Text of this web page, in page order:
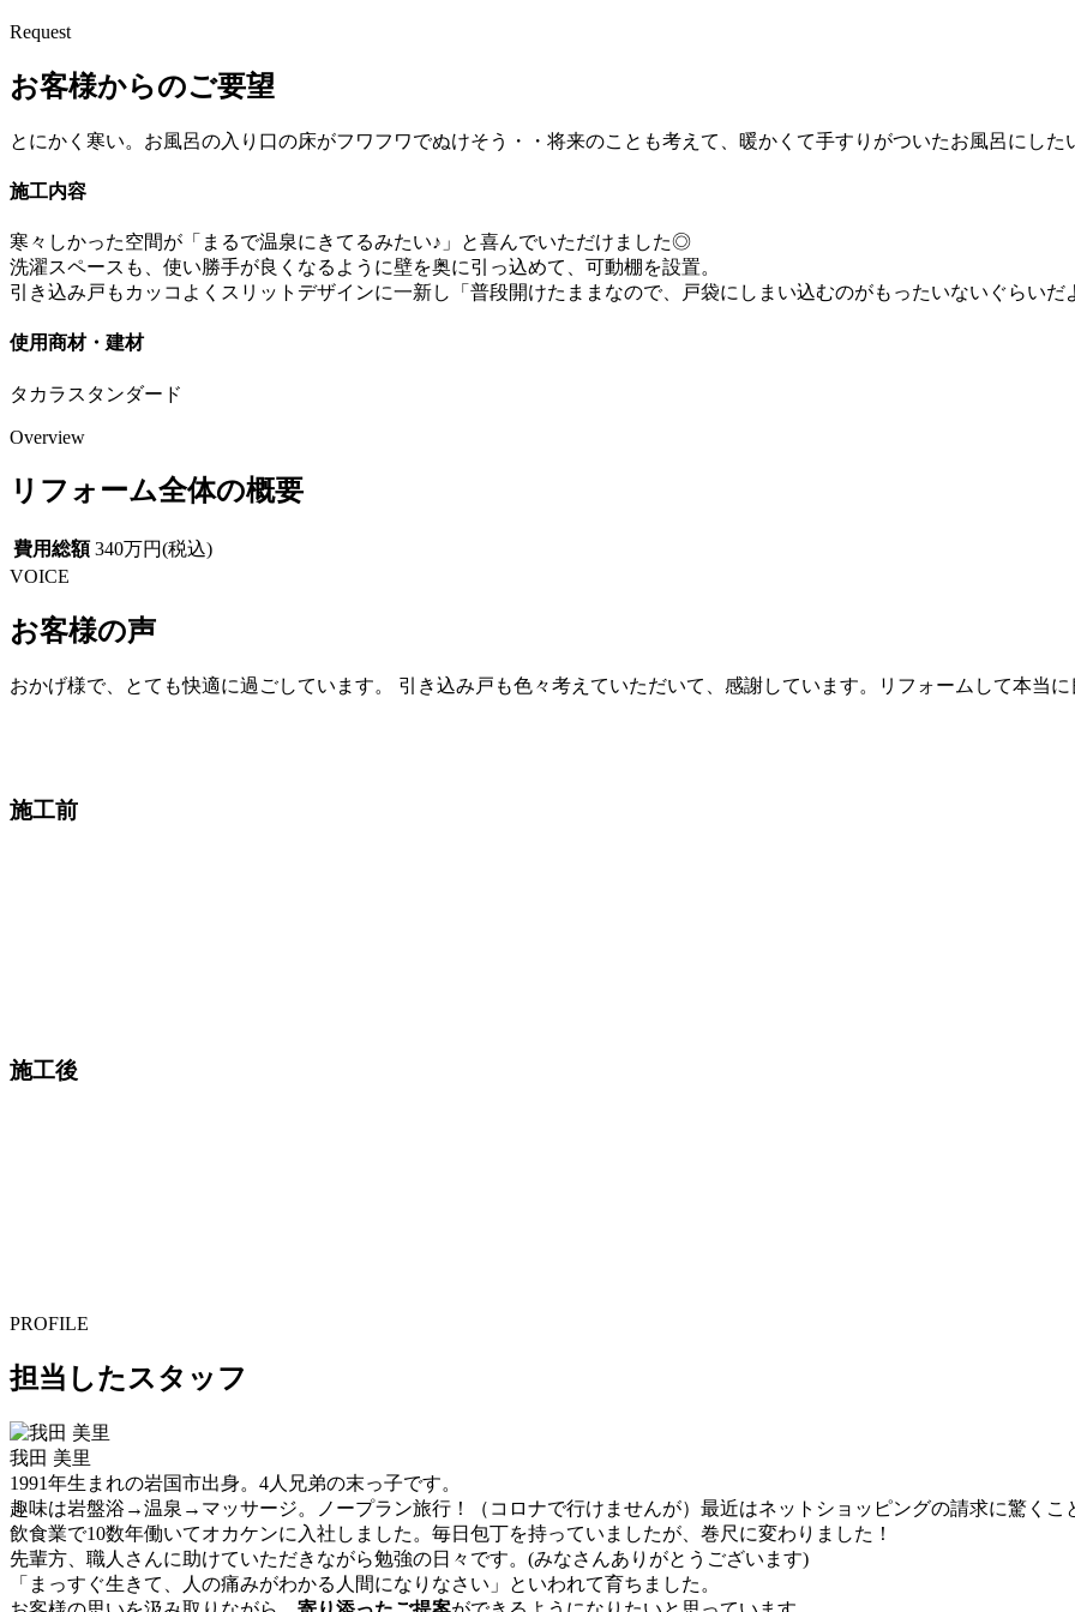
Request
お客様からのご要望
とにかく寒い。お風呂の入り口の床がフワフワでぬけそう・・将来のことも考えて、暖かくて手すりがついたお風呂にし
施工内容
寒々しかった空間が「まるで温泉にきてるみたい♪」と喜んでいただけました◎
洗濯スペースも、使い勝手が良くなるように壁を奥に引っ込めて、可動棚を設置。
引き込み戸もカッコよくスリットデザインに一新し「普段開けたままなので、戸袋にしまい込むのがもったいないぐらい
使用商材・建材
タカラスタンダード
Overview
リフォーム全体の概要
費用総額 340万円(税込)
VOICE
お客様の声
おかげ様で、とても快適に過ごしています。 引き込み戸も色々考えていただいて、感謝しています。リフォームして本当に
施工前
施工後
PROFILE
担当したスタッフ
我田 美里
1991年生まれの岩国市出身。4人兄弟の末っ子です。
趣味は岩盤浴→温泉→マッサージ。ノープラン旅行！（コロナで行けませんが）最近はネットショッピングの請求に驚くこ
飲食業で10数年働いてオカケンに入社しました。毎日包丁を持っていましたが、巻尺に変わりました！
先輩方、職人さんに助けていただきながら勉強の日々です。(みなさんありがとうございます)
「まっすぐ生きて、人の痛みがわかる人間になりなさい」といわれて育ちました。